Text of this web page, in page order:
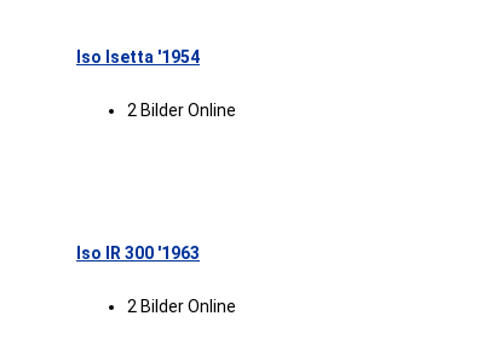
Iso Isetta '1954
2 Bilder Online
Iso IR 300 '1963
2 Bilder Online